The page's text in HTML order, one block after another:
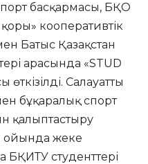
басқармасы, БҚО
кооперативтік
Батыс Қазақстан
арасында «STUD
Салауатты
бұқаралық спорт
қалыптастыру
ойында жеке
БҚИТУ студенттері